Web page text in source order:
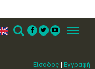
Είσοδος | Εγγραφή
Search Menu